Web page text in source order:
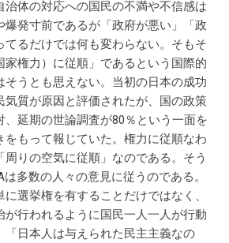
治体の対応への国民の不満や不信感は
爆発寸前であるが「政府が悪い」「政
てるだけでは何も変わらない。そもそ
家権力）に従順」であるという国際的
そうとも思えない。当初の日本の成功
気質が原因と評価されたが、国の政策
、延期の世論調査が80％という一面を
をもって報じていた。権力に従順なわ
りの空気に従順」なのである。そう
多数の人々の意見に従うのである。
選挙権を有することだけではなく、
が行われるように国民一人一人が行動
「日本人は与えられた民主主義なの